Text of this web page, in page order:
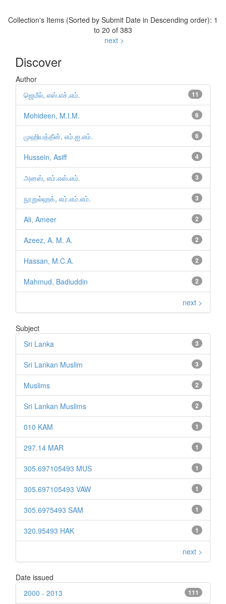
Collection's Items (Sorted by Submit Date in Descending order): 1
to 20 of 383
next >
Discover
Author
11
ஜெமீல், எஸ்.எச்.எம்.
6
Mohideen, M.I.M.
6
முஹியத்தீன், எம்.ஐ.எம்.
4
Hussein, Asiff
3
அனஸ், எம்.எஸ்.எம்.
3
நூறுல்ஹக், எம்.எம்.எம்.
2
Ali, Ameer
2
Azeez, A. M. A.
2
Hassan, M.C.A.
2
Mahmud, Badiuddin
next >
Subject
3
Sri Lanka
3
Sri Lankan Muslim
2
Muslims
2
Sri Lankan Muslims
1
010 KAM
1
297.14 MAR
1
305.697105493 MUS
1
305.697105493 VAW
1
305.6975493 SAM
1
320.95493 HAK
next >
Date issued
111
2000 - 2013